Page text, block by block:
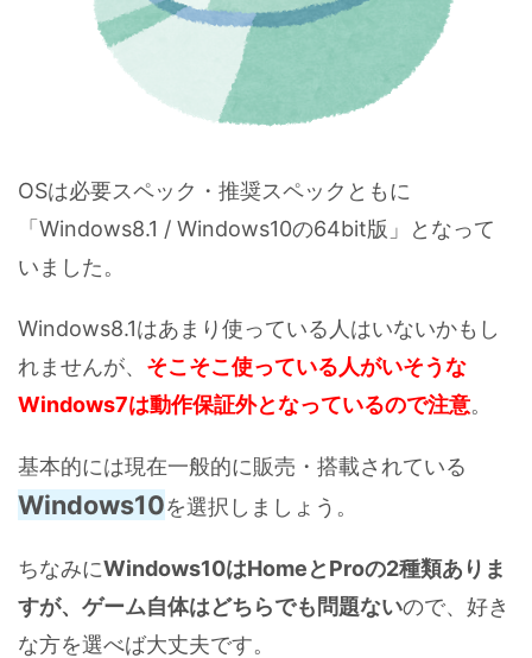
OSは必要スペック・推奨スペックともに
「Windows8.1 / Windows10の64bit版」となって
いました。
Windows8.1はあまり使っている人はいないかもし
れませんが、 そこそこ使っている人がいそうな
Windows7は動作保証外となっているので注意。
基本的には現在一般的に販売・搭載されている
Windows10を選択しましょう。
ちなみにWindows10はHomeとProの2種類ありま
すが、ゲーム自体はどちらでも問題ないので、好き
な方を選べば大丈夫です。